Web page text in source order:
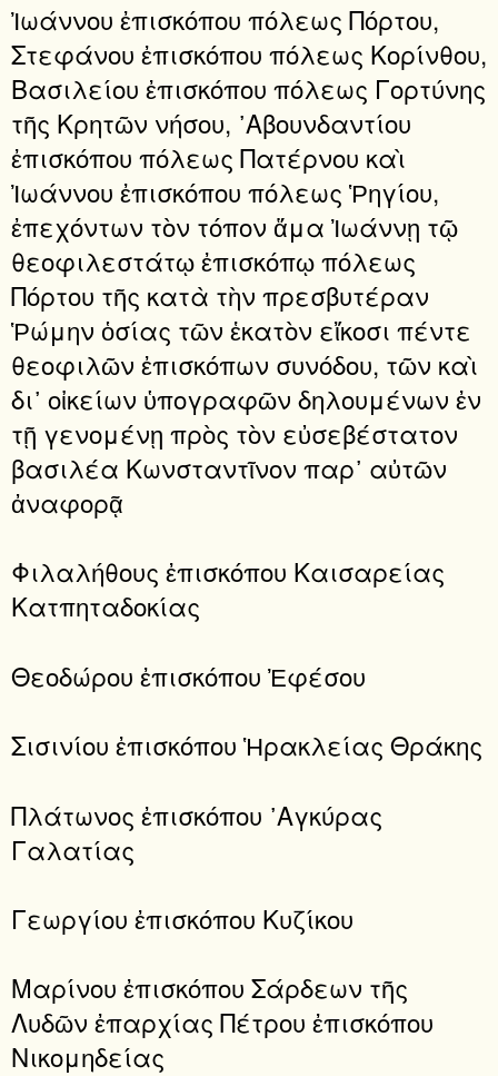
Ἰωάννου ἐπισκόπου πόλεως Πόρτου,
Στεφάνου ἐπισκόπου πόλεως Κορίνθου,
Βασιλείου ἐπισκόπου πόλεως Γορτύνης
τῆς Κρητῶν νήσου, ᾿Αβουνδαντίου
ἐπισκόπου πόλεως Πατέρνου καὶ
Ἰωάννου ἐπισκόπου πόλεως Ῥηγίου,
ἐπεχόντων τὸν τόπον ἅμα Ἰωάννῃ τῷ
θεοφιλεστάτῳ ἐπισκόπῳ πόλεως
Πόρτου τῆς κατὰ τὴν πρεσβυτέραν
Ῥώμην ὁσίας τῶν ἑκατὸν εἴκοσι πέντε
θεοφιλῶν ἐπισκόπων συνόδου, τῶν καὶ
δι᾽ οἰκείων ὑπογραφῶν δηλουμένων ἐν
τῇ γενομένῃ πρὸς τὸν εὐσεβέστατον
βασιλέα Κωνσταντῖνον παρ᾽ αὐτῶν
ἀναφορᾷ
Φιλαλήθους ἐπισκόπου Καισαρείας
Κατπηταδοκίας
Θεοδώρου ἐπισκόπου Ἐφέσου
Σισινίου ἐπισκόπου Ἡρακλείας Θράκης
Πλάτωνος ἐπισκόπου ᾿Αγκύρας
Γαλατίας
Γεωργίου ἐπισκόπου Κυζίκου
Μαρίνου ἐπισκόπου Σάρδεων τῆς
Λυδῶν ἐπαρχίας Πέτρου ἐπισκόπου
Νικομηδείας